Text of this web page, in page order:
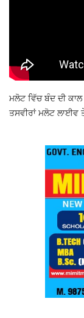
ਮਲੋਟ ਵਿੱਚ ਬੰਦ ਦੀ
ਤਸਵੀਰਾਂ ਮਲੋਟ ਲਾਈਵ